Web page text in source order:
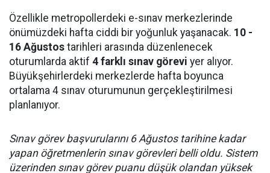
Özellikle metropollerdeki e-sınav merkezlerinde
önümüzdeki hafta ciddi bir yoğunluk yaşanacak. 10 -
16 Ağustos tarihleri arasında düzenlenecek
oturumlarda aktif 4 farklı sınav görevi yer alıyor.
Büyükşehirlerdeki merkezlerde hafta boyunca
ortalama 4 sınav oturumunun gerçekleştirilmesi
planlanıyor.
Sınav görev başvurularını 6 Ağustos tarihine kadar
yapan öğretmenlerin sınav görevleri belli oldu. Sistem
üzerinden sınav görev puanu düşük olandan yüksek